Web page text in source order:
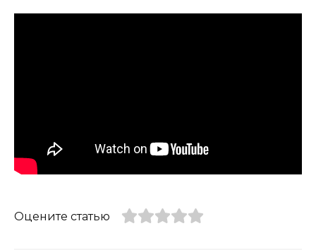
Оцените статью